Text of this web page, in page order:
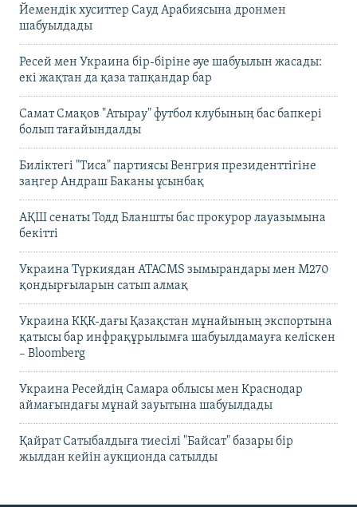
Йемендік хуситтер Сауд Арабиясына дронмен
шабуылдады
Ресей мен Украина бір-біріне әуе шабуылын жасады:
екі жақтан да қаза тапқандар бар
Самат Смақов "Атырау" футбол клубының бас бапкері
болып тағайындалды
Биліктегі "Тиса" партиясы Венгрия президенттігіне
заңгер Андраш Баканы ұсынбақ
АҚШ сенаты Тодд Бланшты бас прокурор лауазымына
бекітті
Украина Түркиядан ATACMS зымырандары мен M270
қондырғыларын сатып алмақ
Украина КҚК-дағы Қазақстан мұнайының экспортына
қатысы бар инфрақұрылымға шабуылдамауға келіскен
– Bloomberg
Украина Ресейдің Самара облысы мен Краснодар
аймағындағы мұнай зауытына шабуылдады
Қайрат Сатыбалдыға тиесілі "Байсат" базары бір
жылдан кейін аукционда сатылды